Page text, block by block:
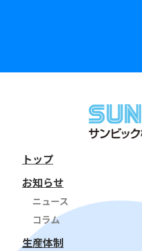
トップ
お知らせ
ニュース
コラム
生産体制